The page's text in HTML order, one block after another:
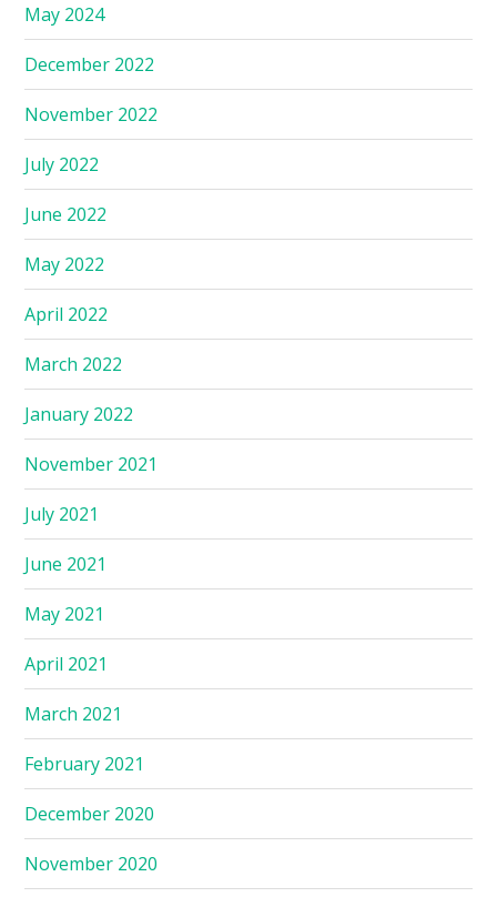
May 2024
December 2022
November 2022
July 2022
June 2022
May 2022
April 2022
March 2022
January 2022
November 2021
July 2021
June 2021
May 2021
April 2021
March 2021
February 2021
December 2020
November 2020